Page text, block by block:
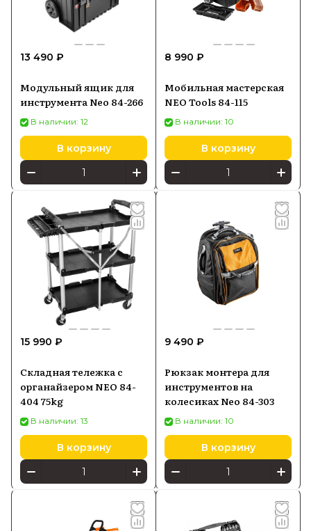
13 490 ₽
Модульный ящик для
инструмента Neo 84-266
В наличии: 12
В корзину
8 990 ₽
Мобильная мастерская
NEO Tools 84-115
В наличии: 10
В корзину
15 990 ₽
Складная тележка с
органайзером NEO 84-
404 75kg
В наличии: 13
В корзину
9 490 ₽
Рюкзак монтера для
инструментов на
колесиках Neo 84-303
В наличии: 10
В корзину